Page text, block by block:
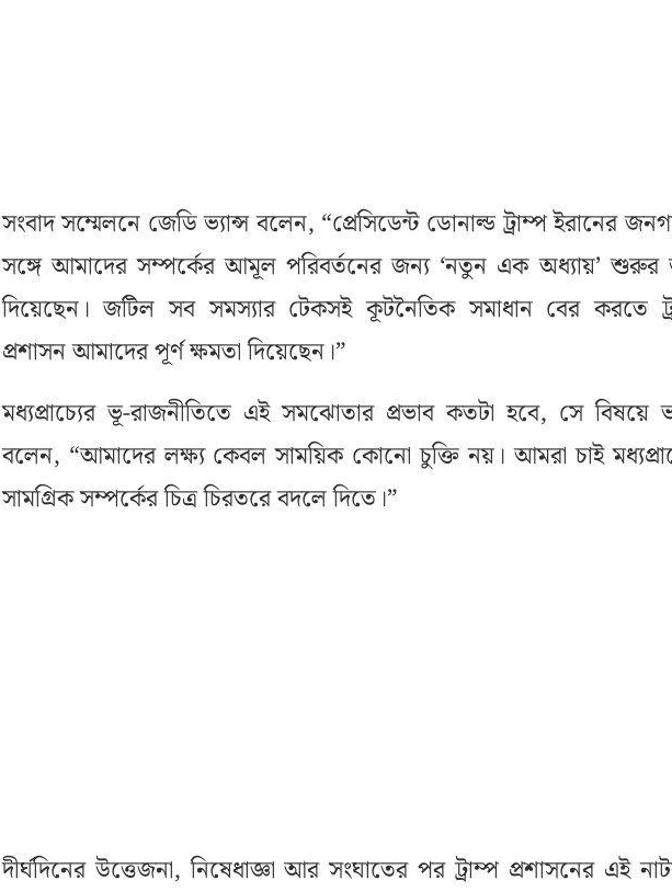
সংবাদ সম্মেলনে জেডি ভ্যান্স বলেন, “প্রেসিডেন্ট ডোনাল্ড ট্রাম্প ইরানের
সঙ্গে আমাদের সম্পর্কের আমূল পরিবর্তনের জন্য ‘নতুন এক অধ্যায়’ শুরুর
দিয়েছেন। জটিল সব সমস্যার টেকসই কূটনৈতিক সমাধান বের করতে
প্রশাসন আমাদের পূর্ণ ক্ষমতা দিয়েছেন।”
মধ্যপ্রাচ্যের ভূ-রাজনীতিতে এই সমঝোতার প্রভাব কতটা হবে, সে বিষয়ে
বলেন, “আমাদের লক্ষ্য কেবল সাময়িক কোনো চুক্তি নয়। আমরা চাই
সামগ্রিক সম্পর্কের চিত্র চিরতরে বদলে দিতে।”
দীর্ঘদিনের উত্তেজনা, নিষেধাজ্ঞা আর সংঘাতের পর ট্রাম্প প্রশাসনের এই